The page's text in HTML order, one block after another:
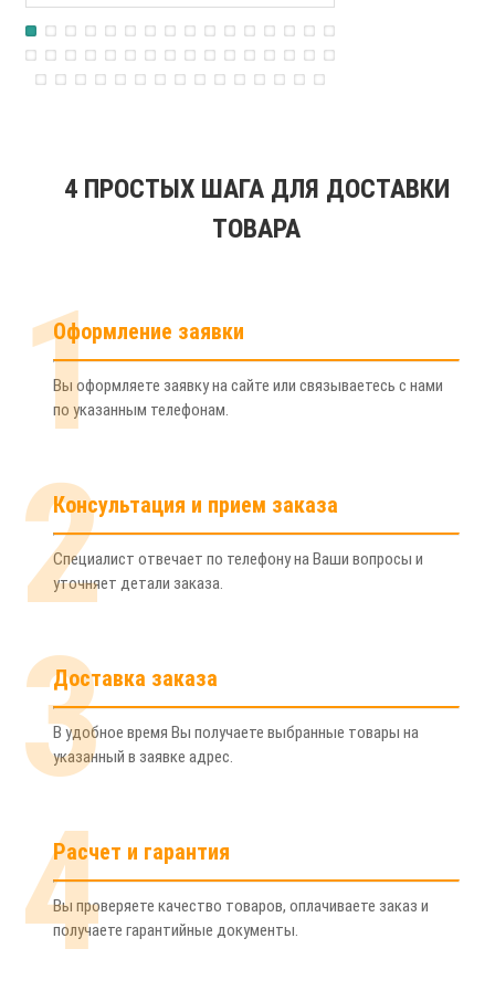
4 ПРОСТЫХ ШАГА ДЛЯ ДОСТАВКИ
ТОВАРА
1
Оформление заявки
Вы оформляете заявку на сайте или связываетесь с нами
по указанным телефонам.
2
Консультация и прием заказа
Специалист отвечает по телефону на Ваши вопросы и
уточняет детали заказа.
3
Доставка заказа
В удобное время Вы получаете выбранные товары на
указанный в заявке адрес.
4
Расчет и гарантия
Вы проверяете качество товаров, оплачиваете заказ и
получаете гарантийные документы.